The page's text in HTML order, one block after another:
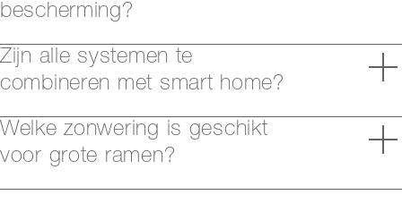
bescherming?
Zijn alle systemen te
combineren met smart home?
Welke zonwering is geschikt
voor grote ramen?